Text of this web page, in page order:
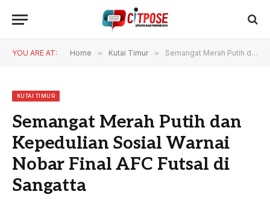
YOU ARE AT: Home » Kutai Timur » Semangat Merah Putih dan Kepedulian Sosial Warnai Nobar Final AFC Futsal di Sangatta
KUTAI TIMUR
Semangat Merah Putih dan
Kepedulian Sosial Warnai
Nobar Final AFC Futsal di
Sangatta